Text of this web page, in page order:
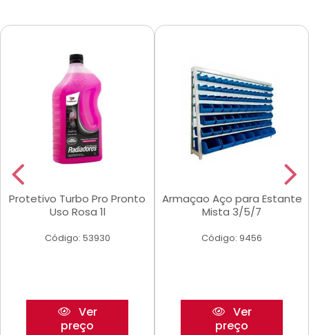
Protetivo Turbo Pro Pronto
Uso Rosa 1l
Código: 53930
Ver
preço
Armaçao Aço para Estante
Mista 3/5/7
Código: 9456
Ver
preço